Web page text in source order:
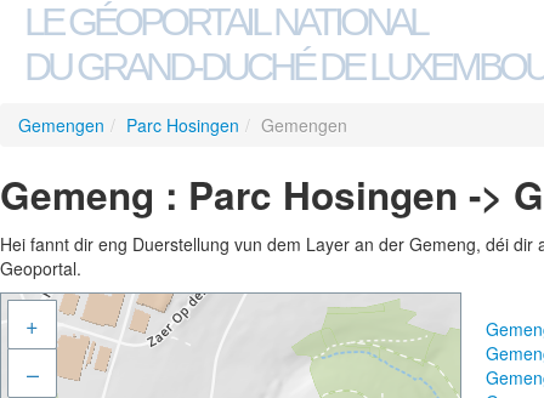
LE GÉOPORTAIL NATIONAL
DU GRAND-DUCHÉ DE
Gemengen / Parc Hosingen / Gemengen
Gemeng : Parc Hosingen ->
Hei fannt dir eng Duerstellung vun dem Layer an der Gemeng, déi
Geoportal.
+
–